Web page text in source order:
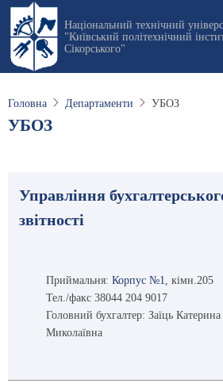
Перейти
основного
вмісту
Національний технічний
"Київський політехнічний
Сікорського"
Головна Департаменти УБОЗ
УБОЗ
Управління
звітності
Приймальня: Корпус №1, кімн.205
Тел./факс 38044 204 9017
Головний бухгалтер: Заїць Катерина
Миколаївна